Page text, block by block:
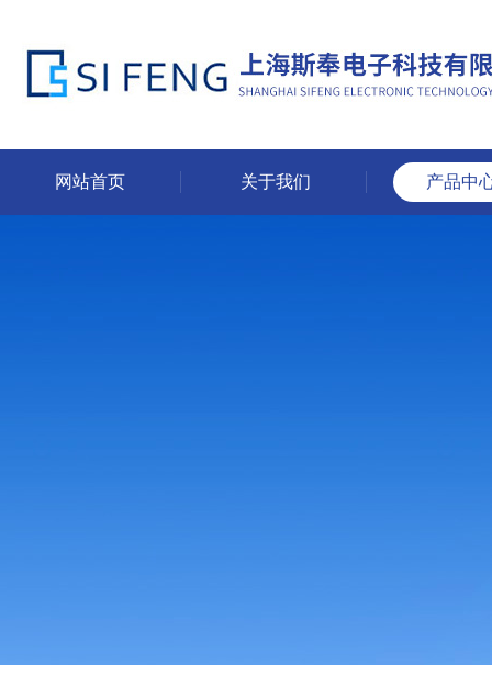
网站首页 关于我们 产品中